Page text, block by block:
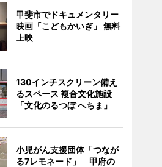
甲斐市でドキュメンタリー
映画「こどもかいぎ」 無料
上映
130インチスクリーン備え
るスペース 複合文化施設
「文化のるつぼ へちま」
小児がん支援団体「つなが
る7レモネード」 甲府の